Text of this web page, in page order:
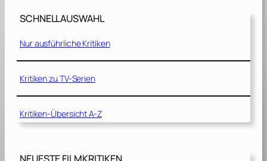
e
z
f
ä
e
d
s
SCHNELLAUSWAHL
Nur ausführliche Kritiken
Kritiken zu TV-Serien
Kritiken-Übersicht A-Z